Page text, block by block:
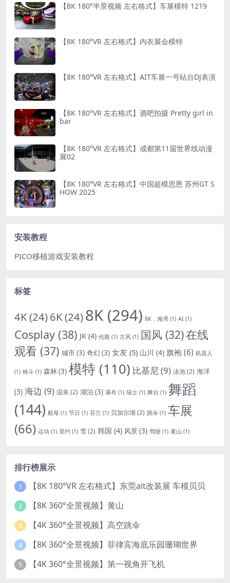
【8K 180°半景视频 左右格式】车展模特 1219
【8K 180°VR 左右格式】内衣展会模特
【8K 180°VR 左右格式】AIT车展一号站台DJ表演
【8K 180°VR 左右格式】酒吧拍摄 Pretty girl in
bar
【8K 180°VR 左右格式】成都第11届世界线动漫
展02
【8K 180°VR 左右格式】中国超模思恩 苏州GT S
HOW 2025
安装教程
PICO移植游戏安装教程
标签
4K(24)6K(24)8K (294) 8K，海湾 (1) AI (1)
Cosplay (38) JK (4) 伦敦 (1) 古风 (1) 国风 (32)在线
观看 (37) 城市(3) 奇幻 (3) 女友 (5) 山川 (4) 旗袍(6) 机器人
(1) 格斗 (1) 森林(3) 模特 (110) 比基尼(9) 泳池(2) 海洋
(3) 海边 (9) 温泉 (2) 湖泊 (3) 瀑布 (1) 瑞士 (1) 舞台 (1) 舞蹈
(144) 航母 (1) 节日 (1) 芬兰 (1) 贝加尔湖 (2) 跳伞 (1) 车展
(66) 运动 (1) 里约 (1) 雪(2) 韩国 (4) 风景(3) 驾驶 (1) 黄山 (1)
排行榜展示
1 【8K 180°VR 左右格式】东莞ait改装展 车模贝贝
2 【8K 360°全景视频】黄山
3 【4K 360°全景视频】高空跳伞
4 【8K 360°全景视频】菲律宾海底乐园珊瑚世界
5 【4K 360°全景视频】第一视角开飞机